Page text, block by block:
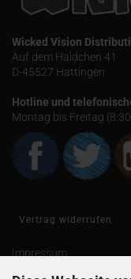
Wicked Vision
Auf dem Haidchen 41
D-45527 Hattingen
Hotline und
Montag bis Freitag
Vertrag widerrufen
Impressum